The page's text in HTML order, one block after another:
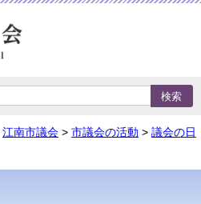
江南市議会 > 市議会の活動 > 議会の日